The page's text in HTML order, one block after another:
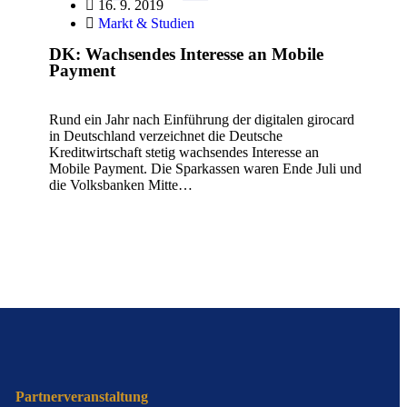
16. 9. 2019
Markt & Studien
DK: Wachsendes Interesse an Mobile
Payment
Rund ein Jahr nach Einführung der digitalen girocard
in Deutschland verzeichnet die Deutsche
Kreditwirtschaft stetig wachsendes Interesse an
Mobile Payment. Die Sparkassen waren Ende Juli und
die Volksbanken Mitte…
Partnerveranstaltung